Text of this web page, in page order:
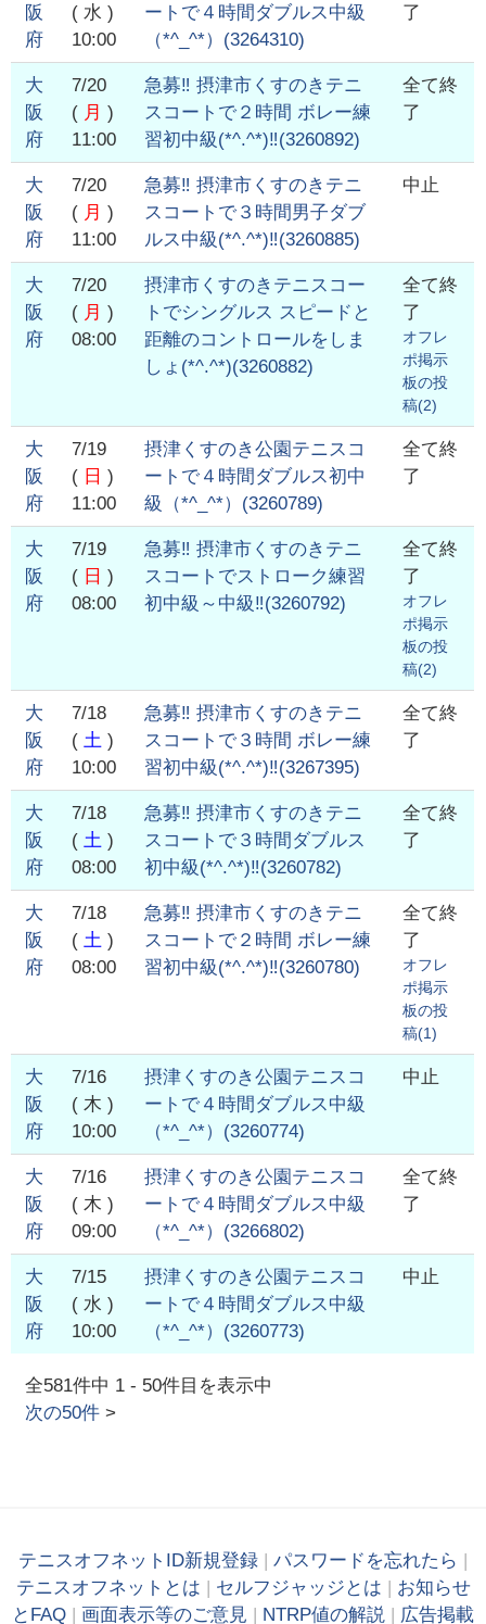
阪
府
( 水 )
10:00
ートで４時間ダブルス中級
（*^_^*） (3264310)
了
大
阪
府
7/20
( 月 )
11:00
急募‼️ 摂津市くすのきテニ
スコートで２時間 ボレー練
習初中級(*^.^*)‼️(3260892)
全て終
了
大
阪
府
7/20
( 月 )
11:00
急募‼️ 摂津市くすのきテニ
スコートで３時間男子ダブ
ルス中級(*^.^*)‼️(3260885)
中止
大
阪
府
7/20
( 月 )
08:00
摂津市くすのきテニスコー
トでシングルス スピードと
距離のコントロールをしま
しょ(*^.^*)(3260882)
全て終
了
オフレ
ポ掲示
板の投
稿(2)
大
阪
府
7/19
( 日 )
11:00
摂津くすのき公園テニスコ
ートで４時間ダブルス初中
級（*^_^*） (3260789)
全て終
了
大
阪
府
7/19
( 日 )
08:00
急募‼️ 摂津市くすのきテニ
スコートでストローク練習
初中級～中級‼️(3260792)
全て終
了
オフレ
ポ掲示
板の投
稿(2)
大
阪
府
7/18
( 土 )
10:00
急募‼️ 摂津市くすのきテニ
スコートで３時間 ボレー練
習初中級(*^.^*)‼️(3267395)
全て終
了
大
阪
府
7/18
( 土 )
08:00
急募‼️ 摂津市くすのきテニ
スコートで３時間ダブルス
初中級(*^.^*)‼️(3260782)
全て終
了
大
阪
府
7/18
( 土 )
08:00
急募‼️ 摂津市くすのきテニ
スコートで２時間 ボレー練
習初中級(*^.^*)‼️(3260780)
全て終
了
オフレ
ポ掲示
板の投
稿(1)
大
阪
府
7/16
( 木 )
10:00
摂津くすのき公園テニスコ
ートで４時間ダブルス中級
（*^_^*） (3260774)
中止
大
阪
府
7/16
( 木 )
09:00
摂津くすのき公園テニスコ
ートで４時間ダブルス中級
（*^_^*） (3266802)
全て終
了
大
阪
府
7/15
( 水 )
10:00
摂津くすのき公園テニスコ
ートで４時間ダブルス中級
（*^_^*） (3260773)
中止
全581件中 1- 50件目を表示中
次の50件>
テニスオフネットID新規登録 パスワードを忘れたら
テニスオフネットとは
セルフジャッジとは
お知らせ
とFAQ
画面表示等のご意見 NTRP値の解説 広告掲載